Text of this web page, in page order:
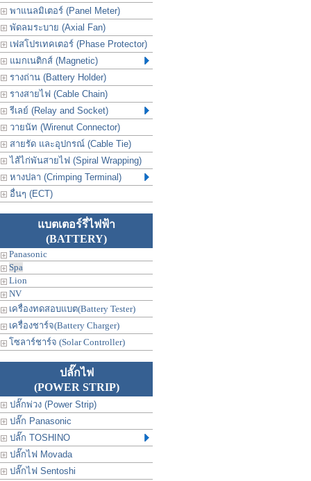
พาแนลมิเตอร์ (Panel Meter)
พัดลมระบาย (Axial Fan)
เฟสโปรเทคเตอร์ (Phase Protector)
แมกเนติกส์ (Magnetic)
รางถ่าน (Battery Holder)
รางสายไฟ (Cable Chain)
รีเลย์ (Relay and Socket)
วายนัท (Wirenut Connector)
สายรัด และอุปกรณ์ (Cable Tie)
ไส้ไก่พันสายไฟ (Spiral Wrapping)
หางปลา (Crimping Terminal)
อื่นๆ (ECT)
แบตเตอร์รี่ไฟฟ้า
(BATTERY)
Panasonic
Spa
Lion
NV
เครื่องทดสอบแบต(Battery Tester)
เครื่องชาร์จ(Battery Charger)
โซลาร์ชาร์จ (Solar Controller)
ปลั๊กไฟ
(POWER STRIP)
ปลั๊กพ่วง (Power Strip)
ปลั๊ก Panasonic
ปลั๊ก TOSHINO
ปลั๊กไฟ Movada
ปลั๊กไฟ Sentoshi